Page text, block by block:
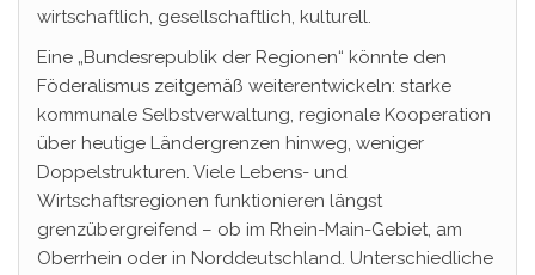
wirtschaftlich, gesellschaftlich, kulturell.
Eine „Bundesrepublik der Regionen“ könnte den
Föderalismus zeitgemäß weiterentwickeln: starke
kommunale Selbstverwaltung, regionale Kooperation
über heutige Ländergrenzen hinweg, weniger
Doppelstrukturen. Viele Lebens- und
Wirtschaftsregionen funktionieren längst
grenzübergreifend – ob im Rhein-Main-Gebiet, am
Oberrhein oder in Norddeutschland. Unterschiedliche